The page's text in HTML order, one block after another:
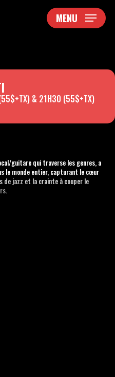
MENU
& 21H30 (55$+TX)
guitare qui traverse les genres, a
le monde entier, capturant le cœur
de jazz et la crainte à couper le